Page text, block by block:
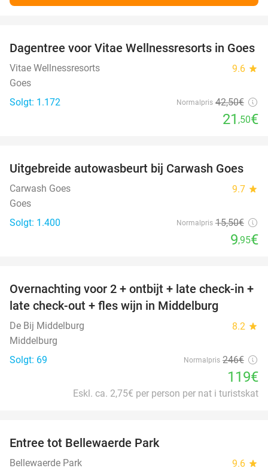
49%
Dagentree voor Vitae Wellnessresorts in Goes
Vitae Wellnessresorts 9.6 star
Goes
Solgt: 1.172
Normalpris 42,50€
21 ,50€
36%
Uitgebreide autowasbeurt bij Carwash Goes
Carwash Goes 9.7 star
Goes
Solgt: 1.400
Normalpris 15,50€
9,95€
52%
Overnachting voor 2 + ontbijt + late check-in +
late check-out + fles wijn in Middelburg
De Bij Middelburg 8.2 star
Middelburg
Solgt: 69
Normalpris 246€
119€
Eskl. ca. 2,75€ per person per nat i turistskat
Entree tot Bellewaerde Park
Bellewaerde Park 9.6 star